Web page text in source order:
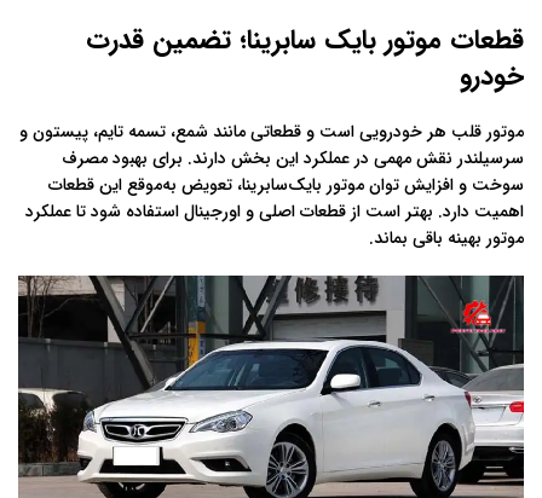
قطعات موتور بایک سابرینا؛ تضمین قدرت
خودرو
موتور قلب هر خودرویی است و قطعاتی مانند شمع، تسمه تایم، پیستون و
سرسیلندر نقش مهمی در عملکرد این بخش دارند. برای بهبود مصرف
سوخت و افزایش توان موتور بایک‌سابرینا، تعویض به‌موقع این قطعات
اهمیت دارد. بهتر است از قطعات اصلی و اورجینال استفاده شود تا عملکرد
موتور بهینه باقی بماند.